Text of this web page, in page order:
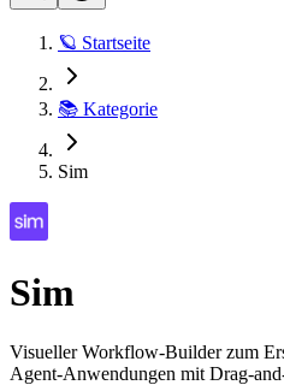
🪐 Startseite
📚 Kategorie
Sim
Sim
Visueller Workflow-Builder zum
Agent-Anwendungen mit Drag-